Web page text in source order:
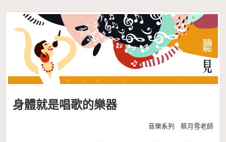
身體就是唱歌的樂器
音樂系列 蔡月雪老師